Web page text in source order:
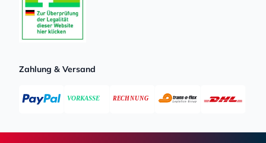
Zahlung & Versand